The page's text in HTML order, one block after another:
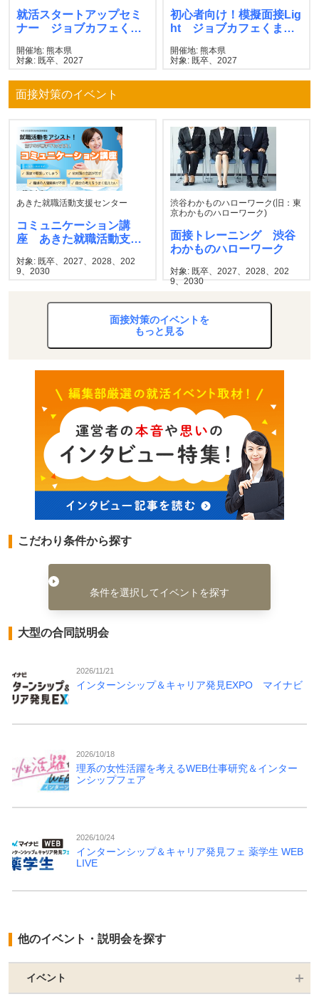
就活スタートアップセミ
ナー ジョブカフェくま
開催地: 熊本県
対象: 既卒、2027
初心者向け！模擬面接Lig
ht ジョブカフェくまも
開催地: 熊本県
対象: 既卒、2027
面接対策のイベント
あきた就職活動支援センター
コミュニケーション講
座 あきた就職活動支援
対象: 既卒、2027、2028、202
9、2030
渋谷わかものハローワーク(旧：東
京わかものハローワーク)
面接トレーニング 渋谷
わかものハローワーク
対象: 既卒、2027、2028、202
9、2030
面接対策のイベントを
もっと見る
こだわり条件から探す
条件を選択してイベントを探す
大型の合同説明会
2026/11/21
インターンシップ＆キャリア発見EXPO マイナビ
2026/10/18
理系の女性活躍を考えるWEB仕事研究＆インター
ンシップフェア
2026/10/24
インターンシップ＆キャリア発見フェ 薬学生 WEB
LIVE
他のイベント・説明会を探す
イベント